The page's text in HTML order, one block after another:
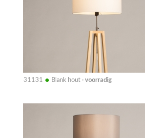
31131 • Blank hout · voorradig
Bekijk